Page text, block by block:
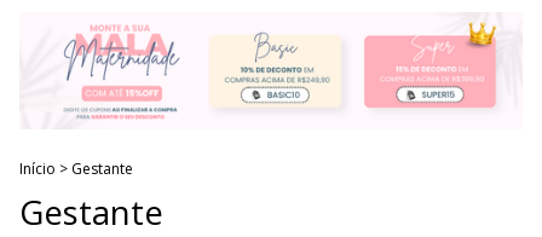
Início > Gestante
Gestante